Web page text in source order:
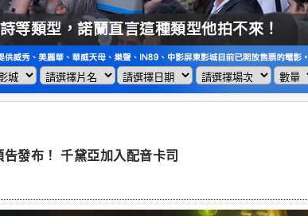
等類型，諾蘭直言這種類型他拍不來！
告發布！ 千黛亞加入配音卡司